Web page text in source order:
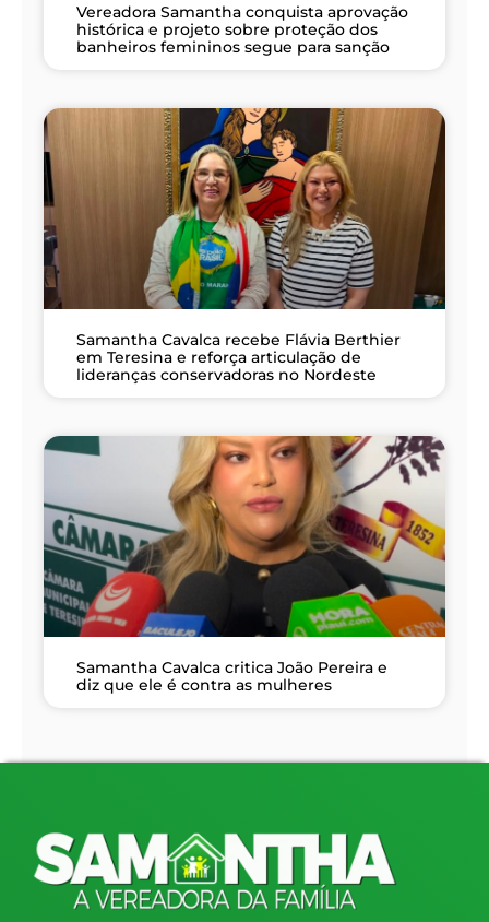
Vereadora Samantha conquista aprovação
histórica e projeto sobre proteção dos
banheiros femininos segue para sanção
Samantha Cavalca recebe Flávia Berthier
em Teresina e reforça articulação de
lideranças conservadoras no Nordeste
Samantha Cavalca critica João Pereira e
diz que ele é contra as mulheres